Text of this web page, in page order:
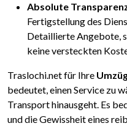
Absolute
Fertigstellung des
Detaillierte Angebote,
keine versteckten
Traslochi.net für Ihre
bedeutet, einen Service zu
Transport hinausgeht. Es
und die Gewissheit eines